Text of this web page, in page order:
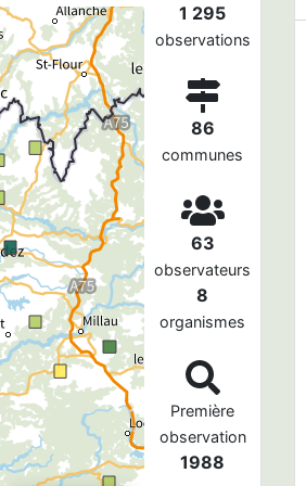
1 295
observations
86
communes
63
observateurs
8
organismes
Première
observation
1988